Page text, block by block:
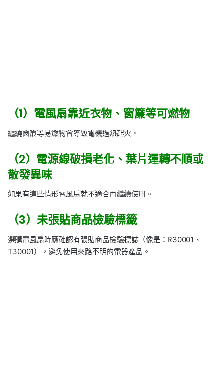
（1）電風扇靠近衣物、窗簾等可燃物
纏繞窗簾等易燃物會導致電機過熱起火。
（2）電源線破損老化、葉片運轉不順或
散發異味
如果有這些情形電風扇就不適合再繼續使用。
（3）未張貼商品檢驗標籤
選購電風扇時應確認有張貼商品檢驗標誌（像是：R30001、
T30001），避免使用來路不明的電器產品。